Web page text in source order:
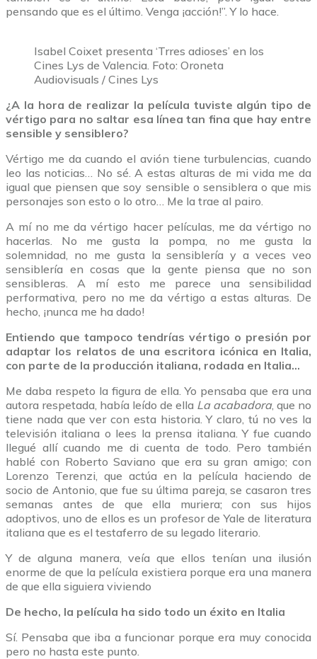
pensando que es el último. Venga ¡acción!”. Y lo hace.
Isabel Coixet presenta ‘Trres adioses’ en los
Cines Lys de Valencia. Foto: Oroneta
Audiovisuals / Cines Lys
¿A la hora de realizar la película tuviste algún tipo de
vértigo para no saltar esa línea tan fina que hay entre
sensible y sensiblero?
Vértigo me da cuando el avión tiene turbulencias, cuando
leo las noticias… No sé. A estas alturas de mi vida me da
igual que piensen que soy sensible o sensiblera o que mis
personajes son esto o lo otro… Me la trae al pairo.
A mí no me da vértigo hacer películas, me da vértigo no
hacerlas. No me gusta la pompa, no me gusta la
solemnidad, no me gusta la sensiblería y a veces veo
sensiblería en cosas que la gente piensa que no son
sensibleras. A mí esto me parece una sensibilidad
performativa, pero no me da vértigo a estas alturas. De
hecho, ¡nunca me ha dado!
Entiendo que tampoco tendrías vértigo o presión por
adaptar los relatos de una escritora icónica en Italia,
con parte de la producción italiana, rodada en Italia…
Me daba respeto la figura de ella. Yo pensaba que era una
autora respetada, había leído de ella La acabadora, que no
tiene nada que ver con esta historia. Y claro, tú no ves la
televisión italiana o lees la prensa italiana. Y fue cuando
llegué allí cuando me di cuenta de todo. Pero también
hablé con Roberto Saviano que era su gran amigo; con
Lorenzo Terenzi, que actúa en la película haciendo de
socio de Antonio, que fue su última pareja, se casaron tres
semanas antes de que ella muriera; con sus hijos
adoptivos, uno de ellos es un profesor de Yale de literatura
italiana que es el testaferro de su legado literario.
Y de alguna manera, veía que ellos tenían una ilusión
enorme de que la película existiera porque era una manera
de que ella siguiera viviendo
De hecho, la película ha sido todo un éxito en Italia
Sí. Pensaba que iba a funcionar porque era muy conocida
pero no hasta este punto.